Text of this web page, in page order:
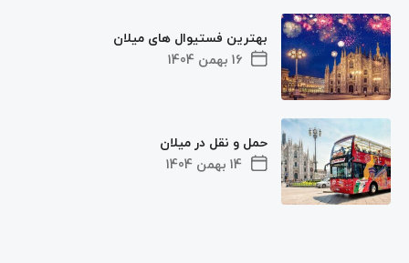
16 بهمن 1404
بهترین فستیوال ‌‌های میلان
14 بهمن 1404
حمل و نقل در میلان